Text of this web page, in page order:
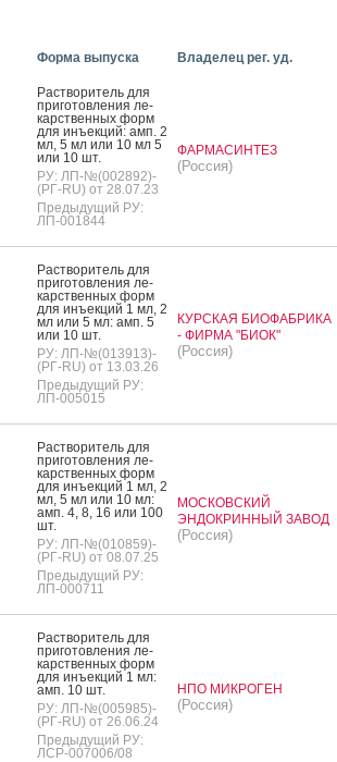
Форма выпуска Владелец рег. уд.
Рас­тво­ритель для
при­готов­ле­ния ле­
карс­твен­ных форм
для инъ­ек­ций: амп. 2
мл, 5 мл или 10 мл 5
или 10 шт.
РУ: ЛП-№(002892)-
(РГ-RU) от 28.07.23
Предыдущий РУ:
ЛП-001844
ФАРМАСИНТЕЗ
(Россия)
Рас­тво­ритель для
при­готов­ле­ния ле­
карс­твен­ных форм
для инъ­ек­ций 1 мл, 2
мл или 5 мл: амп. 5
или 10 шт.
РУ: ЛП-№(013913)-
(РГ-RU) от 13.03.26
Предыдущий РУ:
ЛП-005015
КУРСКАЯ БИОФАБРИКА
- ФИРМА "БИОК"
(Россия)
Рас­тво­ритель для
при­готов­ле­ния ле­
карс­твен­ных форм
для инъ­ек­ций 1 мл, 2
мл, 5 мл или 10 мл:
амп. 4, 8, 16 или 100
шт.
РУ: ЛП-№(010859)-
(РГ-RU) от 08.07.25
Предыдущий РУ:
ЛП-000711
МОСКОВСКИЙ
ЭНДОКРИННЫЙ ЗАВОД
(Россия)
Рас­тво­ритель для
при­готов­ле­ния ле­
карс­твен­ных форм
для инъ­ек­ций 1 мл:
амп. 10 шт.
РУ: ЛП-№(005985)-
(РГ-RU) от 26.06.24
Предыдущий РУ:
ЛСР-007006/08
НПО МИКРОГЕН
(Россия)